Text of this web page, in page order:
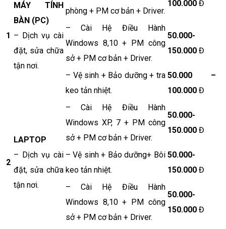
1
MÁY TÍNH
BÀN (PC)
– Dịch vụ cài
đặt, sửa chữa
tận nơi.
phòng + PM cơ bản + Driver.
100.000 Đ
– Cài Hệ Điều Hành
Windows 8,10 + PM công
sở + PM cơ bản + Driver.
50.000-
150.000 Đ
– Vệ sinh + Bảo dưỡng + tra
keo tản nhiệt.
50.000 –
100.000 Đ
2
LAPTOP
– Dịch vụ cài
đặt, sửa chữa
tận nơi.
– Cài Hệ Điều Hành
Windows XP, 7 + PM công
sở + PM cơ bản + Driver.
50.000-
150.000 Đ
– Vệ sinh + Bảo dưỡng+ Bôi
keo tản nhiệt.
50.000-
150.000 Đ
– Cài Hệ Điều Hành
Windows 8,10 + PM công
sở + PM cơ bản + Driver.
50.000-
150.000 Đ